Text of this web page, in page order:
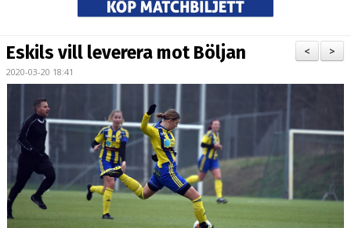
BILDGALLERI
DOKUMENT
KONTAKT
MATCHER
DIV. 1 SÖDRA
>
<
Eskils vill leverera mot Böljan
2020-03-20 18:41